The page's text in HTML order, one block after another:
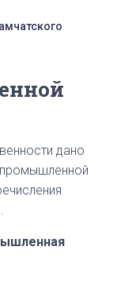
дано